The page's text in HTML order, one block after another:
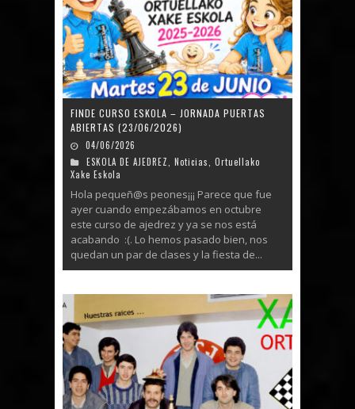
FINDE CURSO ESKOLA – JORNADA PUERTAS
ABIERTAS (23/06/2026)
04/06/2026
ESKOLA DE AJEDREZ
Noticias
Ortuellako
Xake Eskola
Hola pequeñ@s peones¡¡¡ Parece que fue
ayer cuando empezábamos en octubre
este curso de ajedrez y ya se nos está
acabando :(. Lo hemos pasado bien, nos
quedan un par de clases y la fiesta de...